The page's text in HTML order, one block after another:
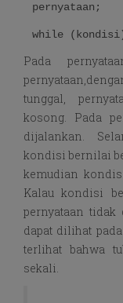
pernyataan;
while
Pada
tunggal,
kosong. Pada
dijalankan.
kondisi bernilai
kemudian
Kalau kondisi
pernyataan
dapat dilihat
terlihat bahwa
sekali.